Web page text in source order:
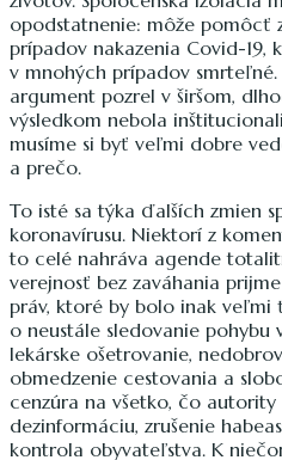
opodstatnenie: môže pomôcť
prípadov nakazenia Covid-19,
v mnohých prípadov
argument pozrel v širšom,
výsledkom nebola
musíme si byť veľmi dobre
a prečo.
To isté sa týka ďalších zmien
koronavírusu. Niektorí z
to celé nahráva agende
verejnosť bez zaváhania
práv, ktoré by bolo inak
o neustále sledovanie pohybu
lekárske ošetrovanie,
obmedzenie cestovania a
cenzúra na všetko, čo
dezinformáciu, zrušenie
kontrola obyvateľstva. K